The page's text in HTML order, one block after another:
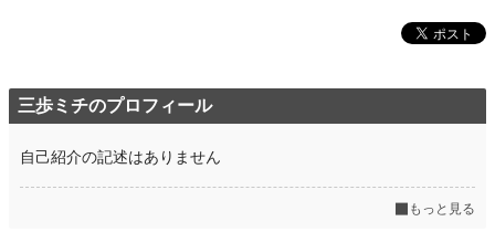
初回公開日時 2022.09.10 15:50
三歩ミチのプロフィール
自己紹介の記述はありません
もっと見る